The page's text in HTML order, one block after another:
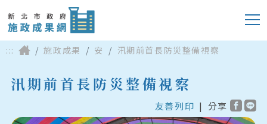
::: 施政成果 安 汛期前首長防災整備視察
汛期前首長防災整備視察
友善列印 | 分享